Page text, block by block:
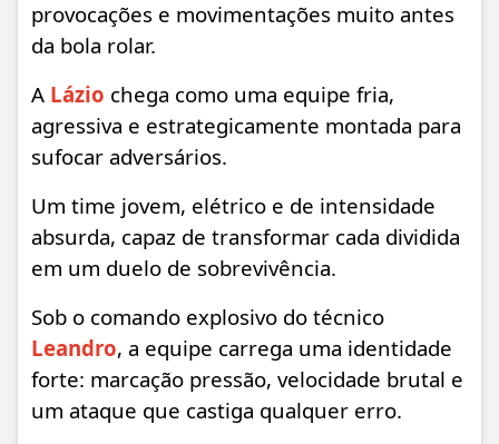
provocações e movimentações muito antes
da bola rolar.
A Lázio chega como uma equipe fria,
agressiva e estrategicamente montada para
sufocar adversários.
Um time jovem, elétrico e de intensidade
absurda, capaz de transformar cada dividida
em um duelo de sobrevivência.
Sob o comando explosivo do técnico
Leandro, a equipe carrega uma identidade
forte: marcação pressão, velocidade brutal e
um ataque que castiga qualquer erro.